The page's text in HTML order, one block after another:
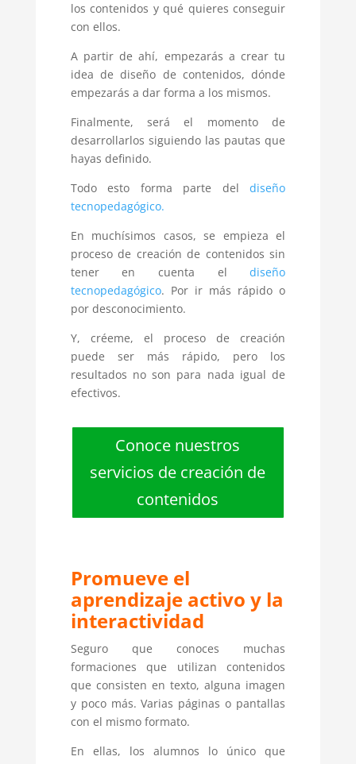
los contenidos y qué quieres conseguir
con ellos.
A partir de ahí, empezarás a crear tu
idea de diseño de contenidos, dónde
empezarás a dar forma a los mismos.
Finalmente, será el momento de
desarrollarlos siguiendo las pautas que
hayas definido.
Todo esto forma parte deldiseño
tecnopedagógico.
En muchísimos casos, se empieza el
proceso de creación de contenidos sin
tener en cuenta eldiseño
tecnopedagógico. Por ir más rápido o
por desconocimiento.
Y, créeme, el proceso de creación
puede ser más rápido, pero los
resultados no son para nada igual de
efectivos.
Conoce nuestros
servicios de creación de
contenidos
Promueve el
aprendizaje activo y la
interactividad
Seguro que conoces muchas
formaciones que utilizan contenidos
que consisten en texto, alguna imagen
y poco más. Varias páginas o pantallas
con el mismo formato.
En ellas, los alumnos lo único que